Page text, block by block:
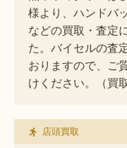
様より、ハンドバ
などの買取・査定
た。バイセルの査
おりますので、ご
けください。（買
店頭買取